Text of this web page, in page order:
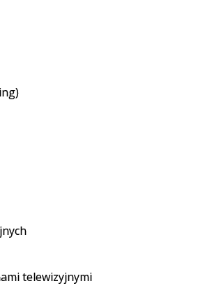
telewizyjnymi